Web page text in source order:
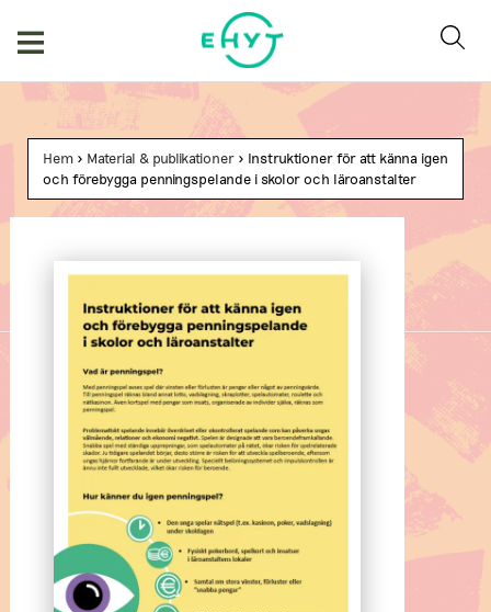
Hem> Material & publikationer> Instruktioner för att känna igen
och förebygga penningspelande i skolor och läroanstalter